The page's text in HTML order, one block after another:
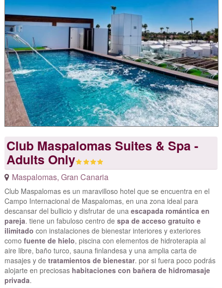
Club Maspalomas Suites & Spa -
Adults Only
Maspalomas, Gran Canaria
Club Maspalomas es un maravilloso hotel que se encuentra en el
Campo Internacional de Maspalomas, en una zona ideal para
descansar del bullicio y disfrutar de una escapada romántica en
pareja. tiene un fabuloso centro de spa de acceso gratuito e
ilimitado con instalaciones de bienestar interiores y exteriores
como fuente de hielo, piscina con elementos de hidroterapia al
aire libre, baño turco, sauna finlandesa y una amplia carta de
masajes y de tratamientos de bienestar. por si fuera poco podrás
alojarte en preciosas habitaciones con bañera de hidromasaje
privada.